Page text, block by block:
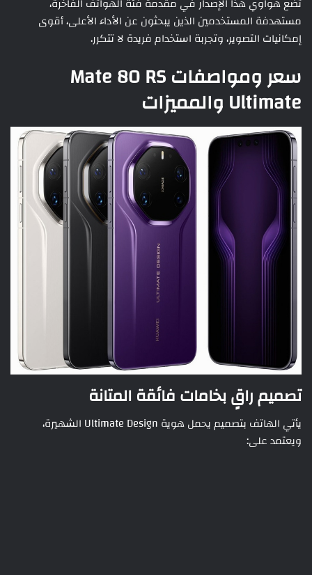
مستهدفة المستخدمين الذين يبحثون عن الأداء الأعلى، أقوى
إمكانيات التصوير، وتجربة استخدام فريدة لا تتكرر.
سعر ومواصفات Mate 80 RS
Ultimate والمميزات
تصميم راقٍ بخامات فائقة المتانة
يأتي الهاتف بتصميم يحمل هوية Ultimate Design الشهيرة،
ويعتمد على: